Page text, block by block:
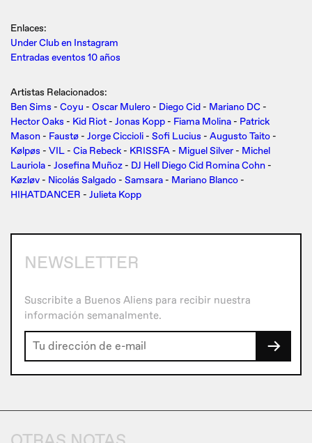
Enlaces:
Under Club en Instagram
Entradas eventos 10 años
Artistas Relacionados:
Ben Sims - Coyu - Oscar Mulero - Diego Cid - Mariano DC -
Hector Oaks - Kid Riot - Jonas Kopp - Fiama Molina - Patrick
Mason - Faustø - Jorge Ciccioli - Sofi Lucius - Augusto Taito -
Kølpøs - VIL - Cia Rebeck - KRISSFA - Miguel Silver - Michel
Lauriola - Josefina Muñoz - DJ Hell Diego Cid Romina Cohn -
Køzløv - Nicolás Salgado - Samsara - Mariano Blanco -
HIHATDANCER - Julieta Kopp
NEWSLETTER
Suscribite a Buenos Aliens para recibir nuestra
información semanalmente.
→